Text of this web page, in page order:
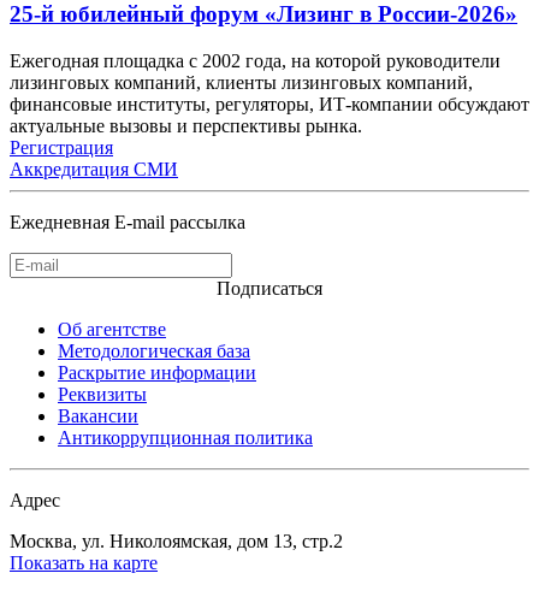
25-й юбилейный форум «Лизинг в России-2026»
Ежегодная площадка с 2002 года, на которой руководители
лизинговых компаний, клиенты лизинговых компаний,
финансовые институты, регуляторы, ИТ-компании обсуждают
актуальные вызовы и перспективы рынка.
Регистрация
Аккредитация СМИ
Ежедневная E-mail рассылка
Подписаться
Об агентстве
Методологическая база
Раскрытие информации
Реквизиты
Вакансии
Антикоррупционная политика
Адрес
Москва, ул. Николоямская, дом 13, стр.2
Показать на карте